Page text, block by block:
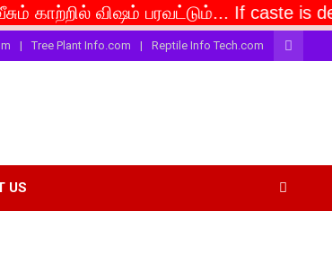
விஷம் பரவட்டும்... If caste is deemed
Tree Plant Info.com Reptile Info Tech.com
US